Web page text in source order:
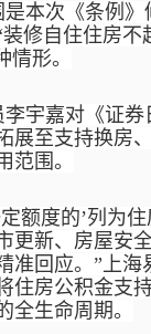
本次《条例
修自住住房
形。
宇嘉对《证
展至支持换房
范围。
额度的’列为
更新、房屋安
准回应。”上
住房公积金支
生命周期。